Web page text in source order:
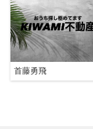
首藤勇飛